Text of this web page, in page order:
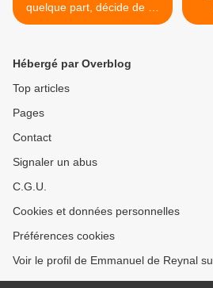
quelque part, décide de ce
qui est essentiel...
Hébergé par Overblog
Top articles
Pages
Contact
Signaler un abus
C.G.U.
Cookies et données personnelles
Préférences cookies
Voir le profil de Emmanuel de Reynal